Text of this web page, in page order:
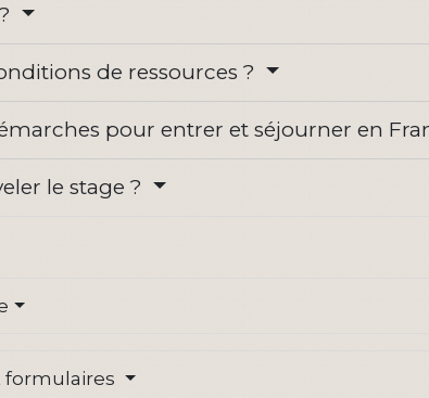
de ressources ?
pour entrer et séjourner en
le stage ?
formulaires